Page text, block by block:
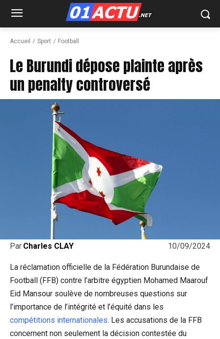
Accueil Sport Football
Le Burundi dépose plainte après
un penalty controversé
10/09/2024
Par Charles CLAY
La réclamation officielle de la Fédération Burundaise de
Football (FFB) contre l’arbitre égyptien Mohamed Maarouf
Eid Mansour soulève de nombreuses questions sur
l’importance de l’intégrité et l’équité dans les
compétitions internationales. Les accusations de la FFB
concernent non seulement la décision contestée du